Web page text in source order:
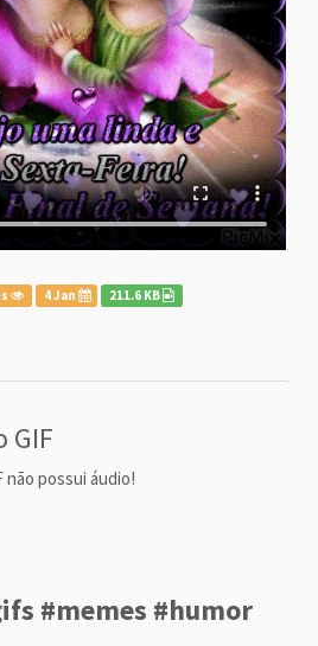
4 Jan 211.6 KB
GIF
não possui áudio!
#memes #humor